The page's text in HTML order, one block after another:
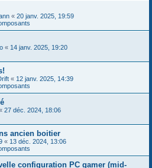
« 20 janv. 2025, 19:59
« 14 janv. 2025, 19:20
« 12 janv. 2025, 14:39
27 déc. 2024, 18:06
ancien boitier
« 13 déc. 2024, 13:06
configuration PC gamer (mid-